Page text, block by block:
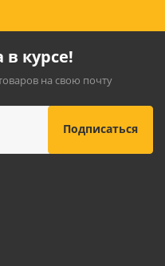
в курсе!
на свою почту